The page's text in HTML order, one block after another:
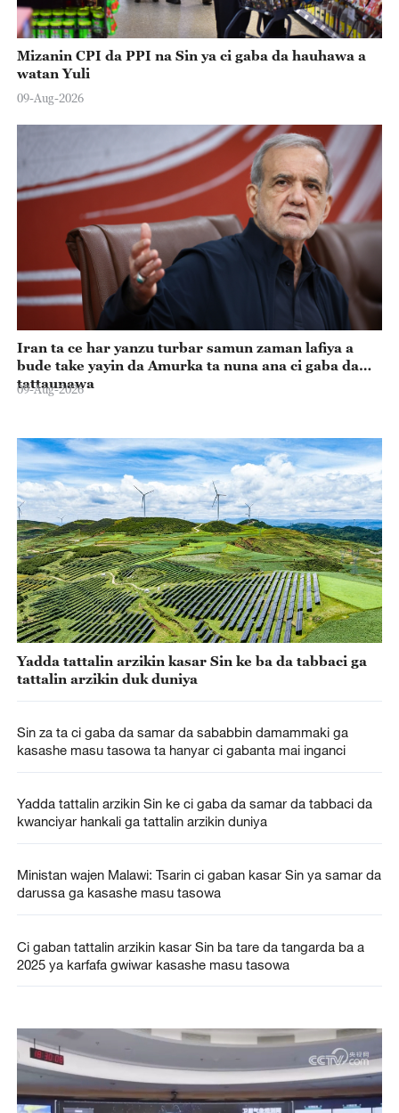
Mizanin CPI da PPI na Sin ya ci gaba da hauhawa a
watan Yuli
09-Aug-2026
Iran ta ce har yanzu turbar samun zaman lafiya a
bude take yayin da Amurka ta nuna ana ci gaba da
tattaunawa
09-Aug-2026
Yadda tattalin arzikin kasar Sin ke ba da tabbaci ga
tattalin arzikin duk duniya
Sin za ta ci gaba da samar da sababbin damammaki ga
kasashe masu tasowa ta hanyar ci gabanta mai inganci
Yadda tattalin arzikin Sin ke ci gaba da samar da tabbaci da
kwanciyar hankali ga tattalin arzikin duniya
Ministan wajen Malawi: Tsarin ci gaban kasar Sin ya samar da
darussa ga kasashe masu tasowa
Ci gaban tattalin arzikin kasar Sin ba tare da tangarda ba a
2025 ya karfafa gwiwar kasashe masu tasowa